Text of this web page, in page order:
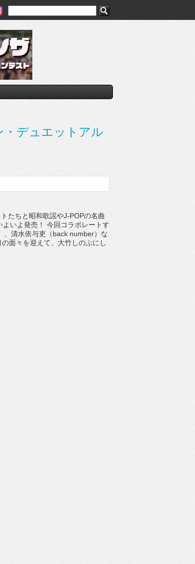
・デュエットアル
たちと昭和歌謡やJ-POPの名曲
いよ発売！ 今回コラボレートす
、清水依与吏（back number）な
面々を迎えて、大竹しのぶにし